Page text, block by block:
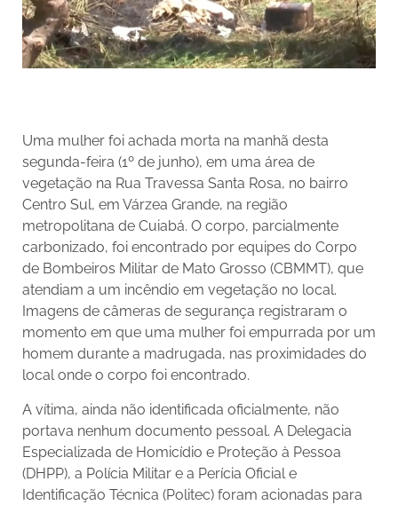
Uma mulher foi achada morta na manhã desta
segunda-feira (1º de junho), em uma área de
vegetação na Rua Travessa Santa Rosa, no bairro
Centro Sul, em Várzea Grande, na região
metropolitana de Cuiabá. O corpo, parcialmente
carbonizado, foi encontrado por equipes do Corpo
de Bombeiros Militar de Mato Grosso (CBMMT), que
atendiam a um incêndio em vegetação no local.
Imagens de câmeras de segurança registraram o
momento em que uma mulher foi empurrada por um
homem durante a madrugada, nas proximidades do
local onde o corpo foi encontrado.
A vítima, ainda não identificada oficialmente, não
portava nenhum documento pessoal. A Delegacia
Especializada de Homicídio e Proteção à Pessoa
(DHPP), a Polícia Militar e a Perícia Oficial e
Identificação Técnica (Politec) foram acionadas para